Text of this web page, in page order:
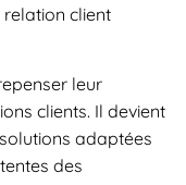
client
leur
clients. Il devient
adaptées
des